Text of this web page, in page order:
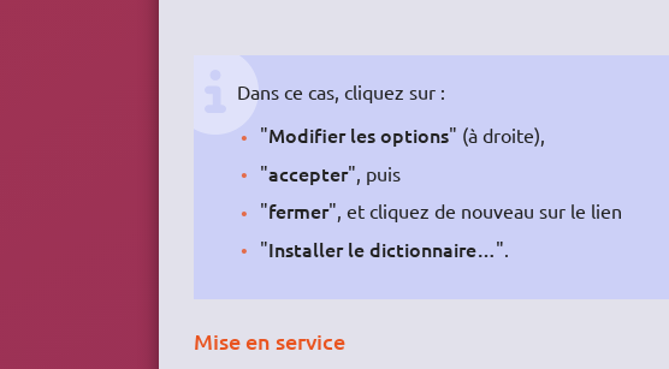
Dans ce cas, cliquez sur :
"Modifier les options" (à droite),
"accepter", puis
"fermer", et cliquez de nouveau sur le lien
"Installer le dictionnaire…".
Mise en service